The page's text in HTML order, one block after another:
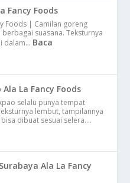
Fancy Foods
Foods | Camilan goreng
suasana. Teksturnya
dalam… Baca
La Fancy Foods
selalu punya tempat
lembut, tampilannya
dibuat sesuai selera.…
Ala La Fancy